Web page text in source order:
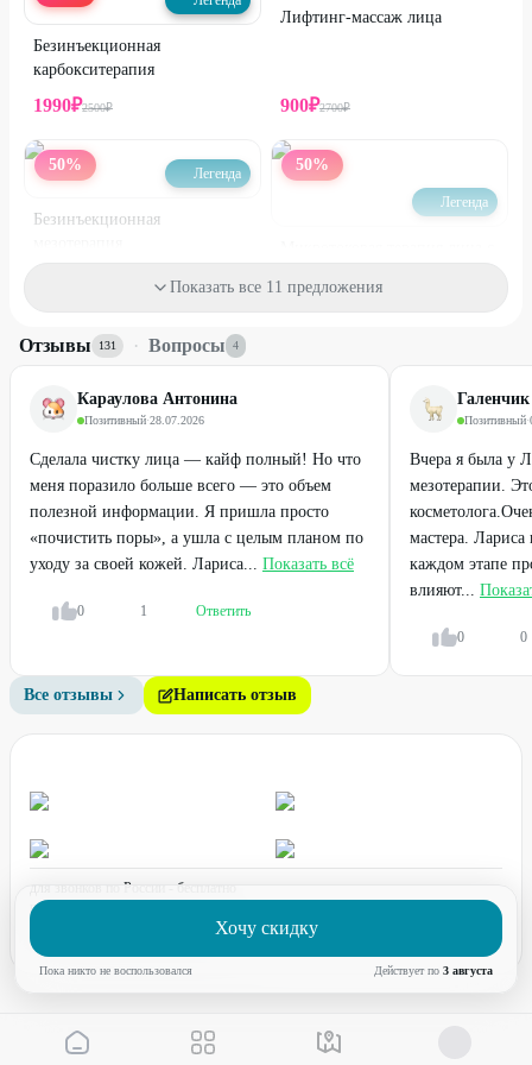
Хочу скидку
Пока никто не воспользовался Действует по 3 августа
Безинъекционная
карбокситерапия
1990₽2500₽
Лифтинг-массаж лица
900₽2700₽
50% Легенда
Безинъекционная
3400₽
50%
Легенда
кислотой
%
Прокол мочек ушей
Чистка лица на выбор
Показать все 11 предложения
Отзывы 131 · Вопросы 4
Караулова Антонина
Позитивный·28.07.2026
Сделала чистку лица — кайф полный! Но что
меня поразило больше всего — это объем
полезной информации. Я пришла просто
«почистить поры», а ушла с целым планом по
уходу за своей кожей. Лариса... Показать всё
0 1 Ответить
Позитивный·
Вчера я была у
мезотерапии.
мастера. Лариса
каждом этапе
влияют...
0 0
Все отзывы Написать отзыв
для звонков по России - бесплатно
график работы:
ПН-ПТ с 08:00 до 17:00 (по МСК)